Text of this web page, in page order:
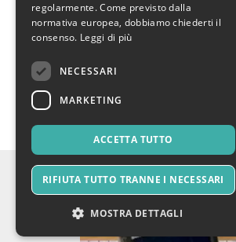
regolarmente. Come previsto dalla
normativa europea, dobbiamo chiederti il
consenso. Leggi di più
NECESSARI
MARKETING
ACCETTA TUTTO
RIFIUTA TUTTO TRANNE I NECESSARI
MOSTRA DETTAGLI